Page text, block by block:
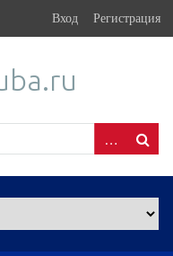
Вход Регистрация